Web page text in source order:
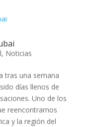
, Noticias
tras una semana
días llenos de
Uno de los
reencontrarnos
y la región del